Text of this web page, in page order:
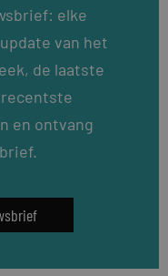
elke
van het
de laatste
en ontvang